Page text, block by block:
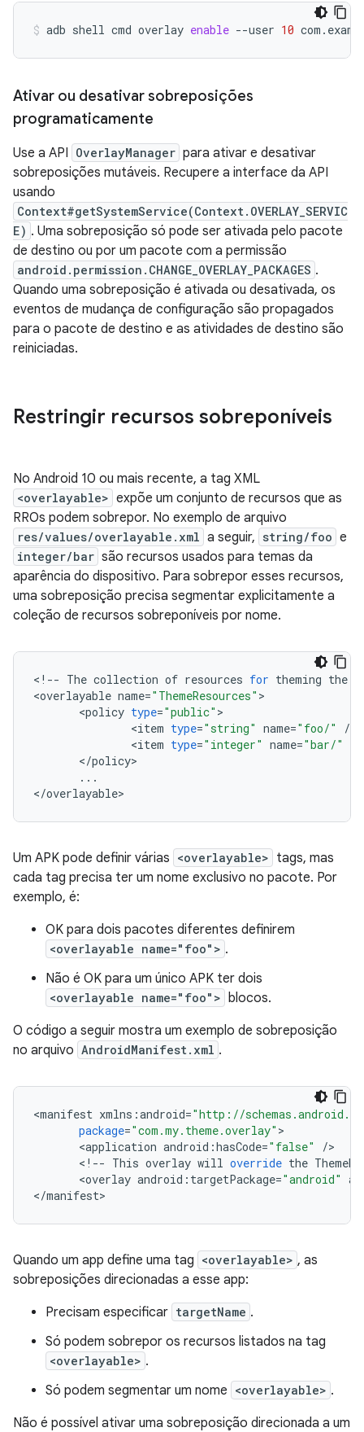
adb shell cmd overlay enable --user 10
Ativar ou desativar sobreposições
programaticamente
Use a API OverlayManager para ativar e desativar
sobreposições mutáveis. Recupere a interface da API
usando
Context#getSystemService(Context.OVERLAY_SERVIC
E) . Uma sobreposição só pode ser ativada pelo pacote
de destino ou por um pacote com a permissão
android.permission.CHANGE_OVERLAY_PACKAGES .
Quando uma sobreposição é ativada ou desativada, os
eventos de mudança de configuração são propagados
para o pacote de destino e as atividades de destino são
reiniciadas.
Restringir recursos sobreponíveis
No Android 10 ou mais recente, a tag XML
<overlayable> expõe um conjunto de recursos que as
RROs podem sobrepor. No exemplo de arquivo
res/values/overlayable.xml a seguir, string/foo e
integer/bar são recursos usados para temas da
aparência do dispositivo. Para sobrepor esses recursos,
uma sobreposição precisa segmentar explicitamente a
coleção de recursos sobreponíveis por nome.
< ! -- The collection of resources for theming the
<overlayable name="ThemeResources"
<policy type="public"
<item type="string" name="foo/" /
<item type="integer" name="bar/"
</policy
...
</overlayable
Um APK pode definir várias <overlayable> tags, mas
cada tag precisa ter um nome exclusivo no pacote. Por
exemplo, é:
OK para dois pacotes diferentes definirem
<overlayable name="foo"> .
Não é OK para um único APK ter dois
<overlayable name="foo"> blocos.
O código a seguir mostra um exemplo de sobreposição
no arquivo AndroidManifest.xml .
<manifest xmlns :android="http://
package="com.my.theme.overlay"
<application android :hasCode="false" /
< ! -- This overlay will override the
<overlay android : targetPackage="android"
</manifest
Quando um app define uma tag <overlayable> , as
sobreposições direcionadas a esse app:
Precisam especificar targetName .
Só podem sobrepor os recursos listados na tag
<overlayable> .
Só podem segmentar um nome <overlayable> .
Não é possível ativar uma sobreposição direcionada a um